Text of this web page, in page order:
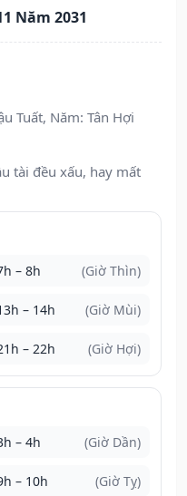
Năm 2031
Tuất, Năm: Tân Hợi
tài đều xấu, hay mất
– 8h (Giờ Thìn)
– 14h (Giờ Mùi)
– 22h (Giờ Hợi)
– 4h (Giờ Dần)
– 10h (Giờ Tỵ)